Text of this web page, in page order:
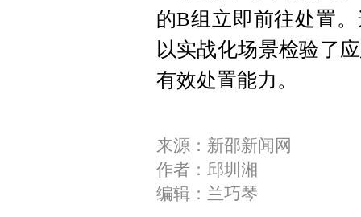
的B组立即前往处置
以实战化场景检验了
有效处置能力。
来源：新邵新闻网
作者：邱圳湘
编辑：兰巧琴